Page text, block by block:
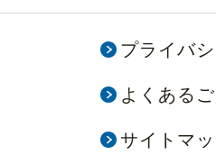
プライバ
よくある
サイトマ